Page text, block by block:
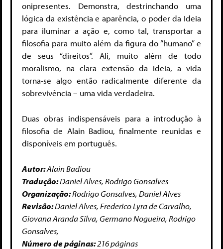
onipresentes. Demonstra, destrinchando uma
lógica da existência e aparência, o poder da Ideia
para iluminar a ação e, como tal, transportar a
filosofia para muito além da figura do “humano” e
de seus “direitos”. Ali, muito além de todo
moralismo, na clara extensão da ideia, a vida
torna-se algo então radicalmente diferente da
sobrevivência – uma vida verdadeira.
Duas obras indispensáveis para a introdução à
filosofia de Alain Badiou, finalmente reunidas e
disponíveis em português.
Autor:Alain Badiou
Tradução:Daniel Alves, Rodrigo Gonsalves
Organização:Rodrigo Gonsalves, Daniel Alves
Revisão:Daniel Alves, Frederico Lyra de Carvalho,
Giovana Aranda Silva, Germano Nogueira, Rodrigo
Gonsalves,
Número de páginas:216 páginas